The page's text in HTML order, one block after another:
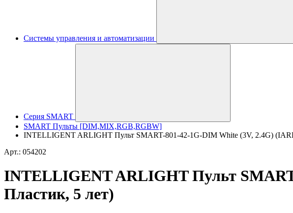
Системы управления и автоматизации
Серия SMART
SMART Пульты [DIM,MIX,RGB,RGBW]
INTELLIGENT ARLIGHT Пульт SMART-801-42-1G-DIM White (3V, 2.4G)
Арт.: 054202
INTELLIGENT ARLIGHT Пульт
Пластик, 5 лет)